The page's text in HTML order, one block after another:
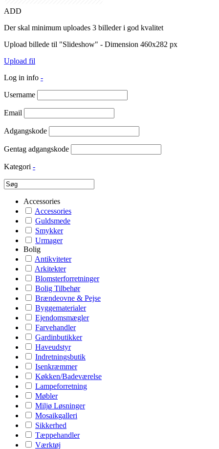
ADD
Der skal minimum uploades 3 billeder i god kvalitet
Upload billede til "Slideshow" - Dimension 460x282 px
Upload fil
Log in info -
Username
Email
Adgangskode
Gentag adgangskode
Kategori -
Accessories
Accessories
Guldsmede
Smykker
Urmager
Bolig
Antikviteter
Arkitekter
Blomsterforretninger
Bolig Tilbehør
Brændeovne & Pejse
Byggematerialer
Ejendomsmægler
Farvehandler
Gardinbutikker
Haveudstyr
Indretningsbutik
Isenkræmmer
Køkken/Badeværelse
Lampeforretning
Møbler
Miljø Løsninger
Mosaikgalleri
Sikkerhed
Tæppehandler
Værktøj